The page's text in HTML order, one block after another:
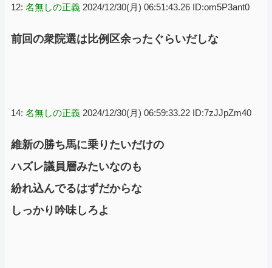
12: 名無しの正義 2024/12/30(月) 06:51:43.26 ID:om5P3ant0
前回の衆院選は比例区余ったぐらいだしな
14: 名無しの正義 2024/12/30(月) 06:59:33.22 ID:7zJJpZm40
維新の勝ち馬に乗りたいだけの
ハズレ議員層みたいなのも
紛れ込んでるはずだからな
しっかり吟味しろよ